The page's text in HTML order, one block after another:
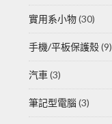
實用系小物(30)
手機/平板保護殼(9)
汽車 (3)
筆記型電腦(3)